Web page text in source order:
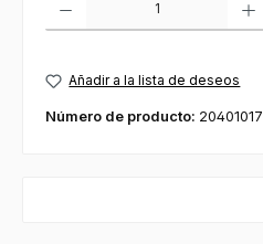
Añadir a la lista de deseos
Número de producto: 20401017